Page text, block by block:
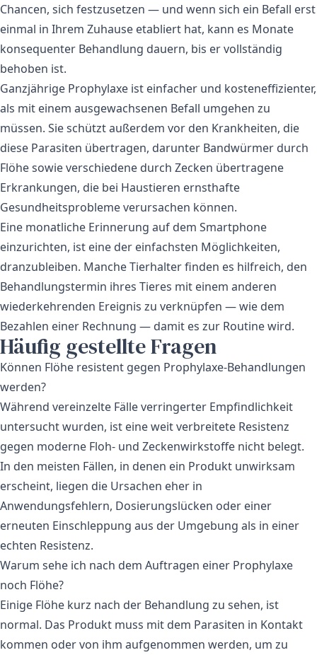
Chancen, sich festzusetzen — und wenn sich ein Befall erst
einmal in Ihrem Zuhause etabliert hat, kann es Monate
konsequenter Behandlung dauern, bis er vollständig
behoben ist.
Ganzjährige Prophylaxe ist einfacher und kosteneffizienter,
als mit einem ausgewachsenen Befall umgehen zu
müssen. Sie schützt außerdem vor den Krankheiten, die
diese Parasiten übertragen, darunter Bandwürmer durch
Flöhe sowie verschiedene durch Zecken übertragene
Erkrankungen, die bei Haustieren ernsthafte
Gesundheitsprobleme verursachen können.
Eine monatliche Erinnerung auf dem Smartphone
einzurichten, ist eine der einfachsten Möglichkeiten,
dranzubleiben. Manche Tierhalter finden es hilfreich, den
Behandlungstermin ihres Tieres mit einem anderen
wiederkehrenden Ereignis zu verknüpfen — wie dem
Bezahlen einer Rechnung — damit es zur Routine wird.
Häufig gestellte Fragen
Können Flöhe resistent gegen Prophylaxe-Behandlungen
werden?
Während vereinzelte Fälle verringerter Empfindlichkeit
untersucht wurden, ist eine weit verbreitete Resistenz
gegen moderne Floh- und Zeckenwirkstoffe nicht belegt.
In den meisten Fällen, in denen ein Produkt unwirksam
erscheint, liegen die Ursachen eher in
Anwendungsfehlern, Dosierungslücken oder einer
erneuten Einschleppung aus der Umgebung als in einer
echten Resistenz.
Warum sehe ich nach dem Auftragen einer Prophylaxe
noch Flöhe?
Einige Flöhe kurz nach der Behandlung zu sehen, ist
normal. Das Produkt muss mit dem Parasiten in Kontakt
kommen oder von ihm aufgenommen werden, um zu